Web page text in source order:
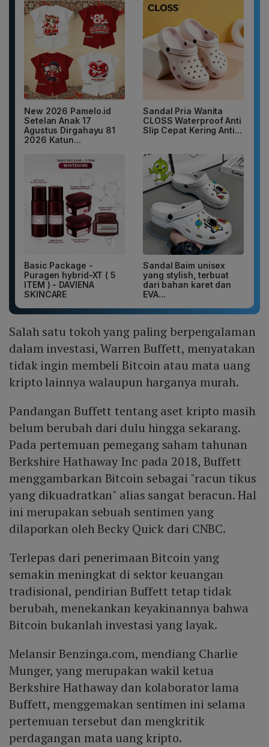
New 2026 Pamelo.id
Setelan Anak 17
Agustus Dirgahayu 81
2026 Katun...
Sandal Pria Wanita
CLOSS Waterproof Anti
Slip Cepat Kering Anti...
Basic Package -
Puragen hybrid-XT ( 5
ITEM ) - DAVIENA
SKINCARE
Sandal Baim unisex
yang stylish, terbuat
dari bahan karet dan
EVA...
Salah satu tokoh yang paling berpengalaman
dalam investasi, Warren Buffett, menyatakan
tidak ingin membeli Bitcoin atau mata uang
kripto lainnya walaupun harganya murah.
Pandangan Buffett tentang aset kripto masih
belum berubah dari dulu hingga sekarang.
Pada pertemuan pemegang saham tahunan
Berkshire Hathaway Inc pada 2018, Buffett
menggambarkan Bitcoin sebagai "racun tikus
yang dikuadratkan" alias sangat beracun. Hal
ini merupakan sebuah sentimen yang
dilaporkan oleh Becky Quick dari CNBC.
Terlepas dari penerimaan Bitcoin yang
semakin meningkat di sektor keuangan
tradisional, pendirian Buffett tetap tidak
berubah, menekankan keyakinannya bahwa
Bitcoin bukanlah investasi yang layak.
Melansir Benzinga.com, mendiang Charlie
Munger, yang merupakan wakil ketua
Berkshire Hathaway dan kolaborator lama
Buffett, menggemakan sentimen ini selama
pertemuan tersebut dan mengkritik
perdagangan mata uang kripto.